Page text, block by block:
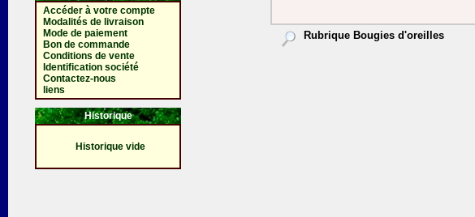
Accéder à votre compte
Modalités de livraison
Mode de paiement
Bon de commande
Conditions de vente
Identification société
Contactez-nous
liens
Historique
Historique vide
Rubrique Bougies d'oreilles